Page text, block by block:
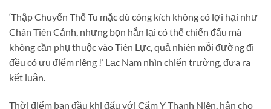
‘Thập Chuyển Thể Tu mặc dù công kích không có lợi hại như
Chân Tiên Cảnh, nhưng bọn hắn lại có thể chiến đấu mà
không cần phụ thuộc vào Tiên Lực, quả nhiên mỗi đường đi
đều có ưu điểm riêng !’ Lạc Nam nhìn chiến trường, đưa ra
kết luận.
Thời điểm ban đầu khi đấu với Cẩm Y Thanh Niên, hắn cho